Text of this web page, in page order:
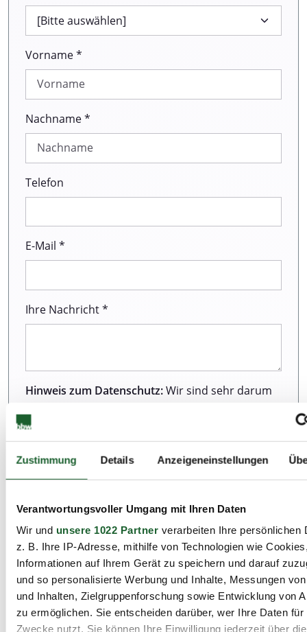
Zustimmung Details Anzeigeneinstellungen
Verantwortungsvoller Umgang mit Ihren Daten
Wir und unsere 1022 Partnerverarbeiten Ihre persönlichen
z. B. Ihre IP-Adresse, mithilfe von Technologien wie
Informationen auf Ihrem Gerät zu speichern und darauf
und so personalisierte Werbung und Inhalte, Messungen
und Inhalten, Zielgruppenforschung sowie Entwicklung von
zu ermöglichen. Sie entscheiden darüber, wer Ihre Daten für
Zwecke nutzt. Sie können Ihre Einwilligung jederzeit über
Vorname *
Nachname *
Telefon
E-Mail *
Ihre Nachricht *
Hinweis zum Datenschutz:Wir sind sehr darum
unserer Webseite einen ausgezeichneten Service
zu bieten. Dazu gehört auch der Schutz Ihrer
Daten. Weitere Informationen zur Erhebung und
Verarbeitung personenbezogener Daten können
Ich habe die Datenschutzbestimmungen zur
Kenntnis genommen.*